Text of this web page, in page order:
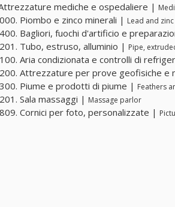
mediche e ospedaliere |
Piombo e zinco minerali | Lead and
Bagliori, fuochi d'artificio e
Tubo, estruso, alluminio | Pipe,
Aria condizionata e controlli di
Attrezzature per prove geofisiche e
Piume e prodotti di piume | Feathers
Sala massaggi | Massage parlor
Cornici per foto, personalizzate |